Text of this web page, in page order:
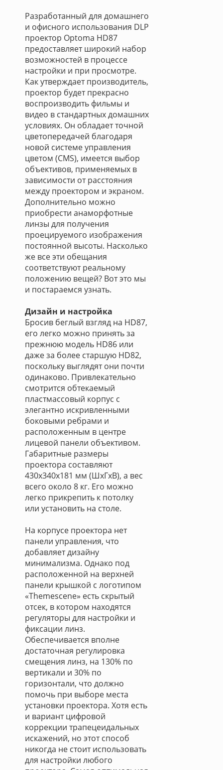
Разработанный для домашнего
и офисного использования DLP
проектор Optoma HD87
предоставляет широкий набор
возможностей в процессе
настройки и при просмотре.
Как утверждает производитель,
проектор будет прекрасно
воспроизводить фильмы и
видео в стандартных домашних
условиях. Он обладает точной
цветопередачей благодаря
новой системе управления
цветом (CMS), имеется выбор
объективов, применяемых в
зависимости от расстояния
между проектором и экраном.
Дополнительно можно
приобрести анаморфотные
линзы для получения
проецируемого изображения
постоянной высоты. Насколько
же все эти обещания
соответствуют реальному
положению вещей? Вот это мы
и постараемся узнать.
Дизайн и настройка
Бросив беглый взгляд на HD87,
его легко можно принять за
прежнюю модель HD86 или
даже за более старшую HD82,
поскольку выглядят они почти
одинаково. Привлекательно
смотрится обтекаемый
пластмассовый корпус с
элегантно искривленными
боковыми ребрами и
расположенным в центре
лицевой панели объективом.
Габаритные размеры
проектора составляют
430x340x181 мм (ШxГxВ), а вес
всего около 8 кг. Его можно
легко прикрепить к потолку
или установить на столе.
На корпусе проектора нет
панели управления, что
добавляет дизайну
минимализма. Однако под
расположенной на верхней
панели крышкой с логотипом
«Themescene» есть скрытый
отсек, в котором находятся
регуляторы для настройки и
фиксации линз.
Обеспечивается вполне
достаточная регулировка
смещения линз, на 130% по
вертикали и 30% по
горизонтали, что должно
помочь при выборе места
установки проектора. Хотя есть
и вариант цифровой
коррекции трапецеидальных
искажений, но этот способ
никогда не стоит использовать
для настройки любого